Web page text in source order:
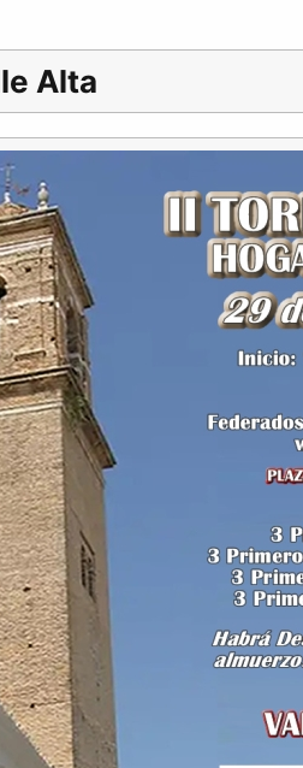
Alta